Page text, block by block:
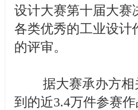
设计大赛第十届大赛
各类优秀的工业设计
的评审。
据大赛承办方相关
到的近3.4万件参赛